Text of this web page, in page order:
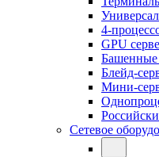
4-
GPU
Башенные
Блейд-
Мини-
Сетевое